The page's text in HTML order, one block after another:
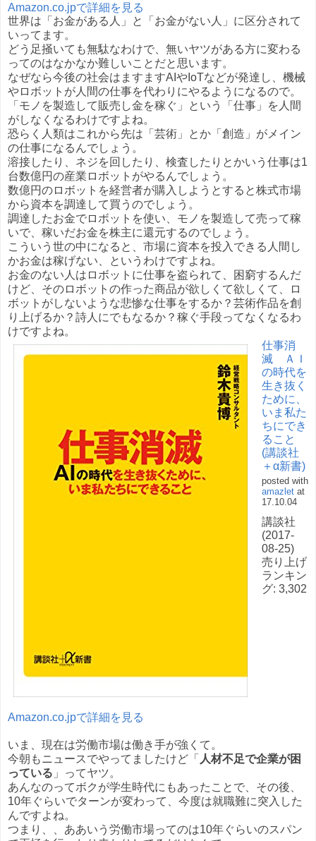
Amazon.co.jpで詳細を見る
世界は「お金がある人」と「お金がない人」に区分されて
いってます。
どう足掻いても無駄なわけで、無いヤツがある方に変わる
ってのはなかなか難しいことだと思います。
なぜなら今後の社会はますますAIやIoTなどが発達し、機械
やロボットが人間の仕事を代わりにやるようになるので。
「モノを製造して販売し金を稼ぐ」という「仕事」を人間
がしなくなるわけですよね。
恐らく人類はこれから先は「芸術」とか「創造」がメイン
の仕事になるんでしょう。
溶接したり、ネジを回したり、検査したりとかいう仕事は1
台数億円の産業ロボットがやるんでしょう。
数億円のロボットを経営者が購入しようとすると株式市場
から資本を調達して買うのでしょう。
調達したお金でロボットを使い、モノを製造して売って稼
いで、稼いだお金を株主に還元するのでしょう。
こういう世の中になると、市場に資本を投入できる人間し
かお金は稼げない、というわけですよね。
お金のない人はロボットに仕事を盗られて、困窮するんだ
けど、そのロボットの作った商品が欲しくて欲しくて、ロ
ボットがしないような悲惨な仕事をするか？芸術作品を創
り上げるか？詩人にでもなるか？稼ぐ手段ってなくなるわ
けですよね。
仕事消
滅 ＡＩ
の時代を
生き抜く
ために、
いま私た
ちにでき
ること
(講談社
＋α新書)
posted with
amazlet at
17.10.04
講談社
(2017-
08-25)
売り上げ
ランキン
グ: 3,302
Amazon.co.jpで詳細を見る
いま、現在は労働市場は働き手が強くて。
今朝もニュースでやってましたけど「 人材不足で企業が困
っている 」ってヤツ。
あんなのってボクが学生時代にもあったことで、その後、
10年ぐらいでターンが変わって、今度は就職難に突入した
んですよね。
つまり、、ああいう労働市場ってのは10年ぐらいのスパン